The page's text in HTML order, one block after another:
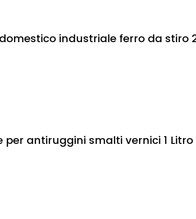
industriale ferro da stiro
antiruggini smalti vernici 1 Litro